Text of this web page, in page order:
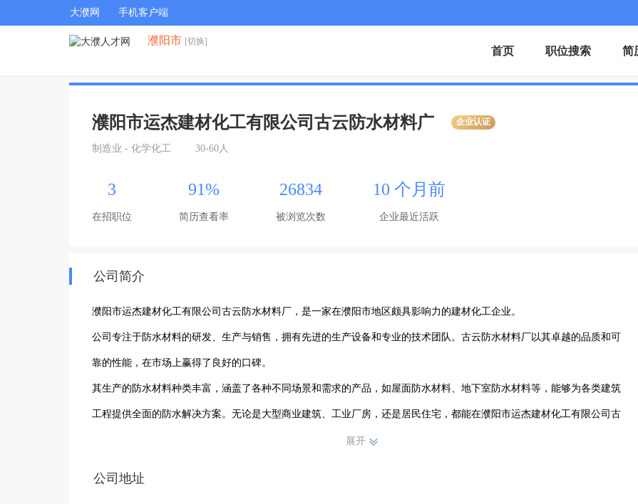
大濮网 手机客户端
濮阳市 [切换]
首页 职位搜索 简
濮阳市运杰建材化工有限公司古云防水材料广 企业认证
制造业 - 化学化工 30-60人
3
在招职位
91%
简历查看率
26834
被浏览次数
10 个月前
企业最近活跃
公司简介
濮阳市运杰建材化工有限公司古云防水材料厂，是一家在濮阳市地区颇具影响力的建材化工企业。
公司专注于防水材料的研发、生产与销售，拥有先进的生产设备和专业的技术团队。古云防水材料厂以其卓越的品质和可
靠的性能，在市场上赢得了良好的口碑。
其生产的防水材料种类丰富，涵盖了各种不同场景和需求的产品，如屋面防水材料、地下室防水材料等，能够为各类建筑
工程提供全面的防水解决方案。无论是大型商业建筑、工业厂房，还是居民住宅，都能在濮阳市运杰建材化工有限公司古
展开
公司地址